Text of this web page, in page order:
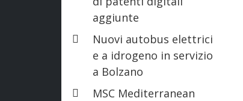
aggiunte
Nuovi autobus elettrici
e a idrogeno in servizio
a Bolzano
MSC Mediterranean